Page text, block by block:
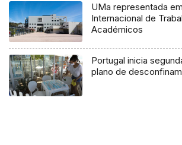
UMa representada
Internacional de
Académicos
Portugal inicia
plano de